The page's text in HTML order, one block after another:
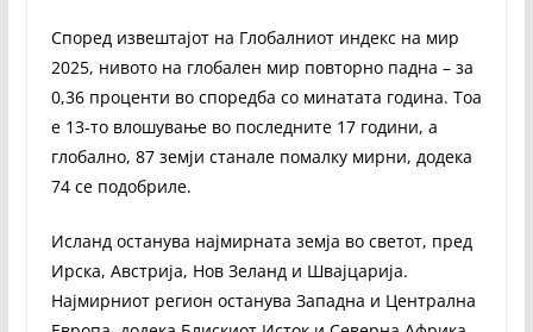
Според извештајот на Глобалниот индекс на мир
2025, нивото на глобален мир повторно падна – за
0,36 проценти во споредба со минатата година. Тоа
е 13-то влошување во последните 17 години, а
глобално, 87 земји станале помалку мирни, додека
74 се подобриле.
Исланд останува најмирната земја во светот, пред
Ирска, Австрија, Нов Зеланд и Швајцарија.
Најмирниот регион останува Западна и Централна